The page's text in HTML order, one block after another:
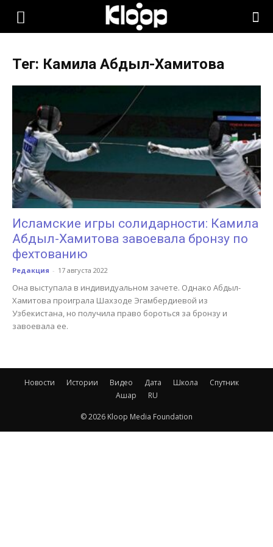
KLOOP.KG
Новости
Кыргызстана
Тег: Камила Абдыл-Хамитова
Исламские игры солидарности: Камила
Абдыл-Хамитова завоевала бронзу по
фехтованию
Редакция - 17 августа 2022
Она выступала в индивидуальном зачете. Однако Абдыл-
Хамитова проиграла Шахзоде Эгамбердиевой из
Узбекистана, но получила право бороться за бронзу и
завоевала ее.
Новости Истории Видео Дата Школа
Спутник
Ашар
RU
© 2026 Kloop Media Foundation